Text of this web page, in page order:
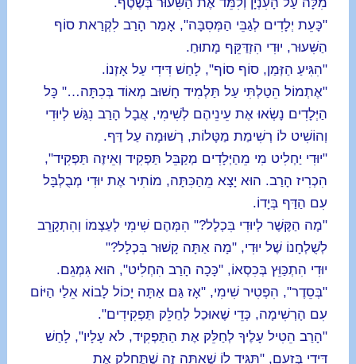
"כָּעֵת יְלָדִים לְגַבֵּי הַמְּסִבָּה", אָמַר הָרַב לִקְרַאת סוֹף
הַשִּׁעוּר, יוּדִי הִזְדַּקֵּף מָתוּחַ.
"הִגִּיעַ הַזְּמַן, סוֹף סוֹף", לָחַשׁ דִּידִי עַל אָזְנוֹ.
"אֶתְמוֹל הֵטַלְתִּי עַל תַּלְמִיד חָשׁוּב מְאוֹד בְּכִתָּה…" כָּל
הַיְּלָדִים נָשְׂאוּ אֶת עֵינֵיהֶם לְשִׁימִי, אֲבָל הָרַב נִגַּשׁ לְיוּדִי
וְהוֹשִׁיט לוֹ רְשִׁימַת מַטָּלוֹת, רְשׁוּמָה עַל דַּף.
"יוּדִי יַחְלִיט מִי מֵהַיְּלָדִים מְקַבֵּל תַּפְקִיד וְאֵיזֶה תַּפְקִיד",
הִכְרִיז הָרַב. הוּא יָצָא מֵהַכִּתָּה, מוֹתִיר אֶת יוּדִי מְבֻלְבָּל
עִם הַדַּף בְּיָדוֹ.
"מָה הַקֶּשֶׁר לְיוּדִי בִּכְלָל?" הִמְּהֶם שִׁימִי לְעַצְמוֹ וְהִתְקָרֵב
לְשֻׁלְחָנוֹ שֶׁל יוּדִי, "מָה אַתָּה קָשׁוּר בִּכְלָל?"
יוּדִי הִתְכַּוֵּץ בְּכִסְאוֹ, "כָּכָה הָרַב הִחְלִיט", הוּא גִּמְגֵם.
"בְּסֵדֶר", הִפְטִיר שִׁימִי, "אָז גַּם אַתָּה יָכוֹל לָבוֹא אֵלַי הַיּוֹם
עִם הָרְשִׁימָה, כְּדֵי שֶׁאוּכַל לְחַלֵּק תַּפְקִידִים".
"הָרַב הֵטִיל עָלֶיךָ לְחַלֵּק אֶת הַתַּפְקִיד, לֹא עָלָיו", לָחַשׁ
דִּידִי בְּזַעַם, "תַּגִּיד לוֹ שֶׁאַתָּה זֶה שֶׁתֶּחָלֵק אֶת